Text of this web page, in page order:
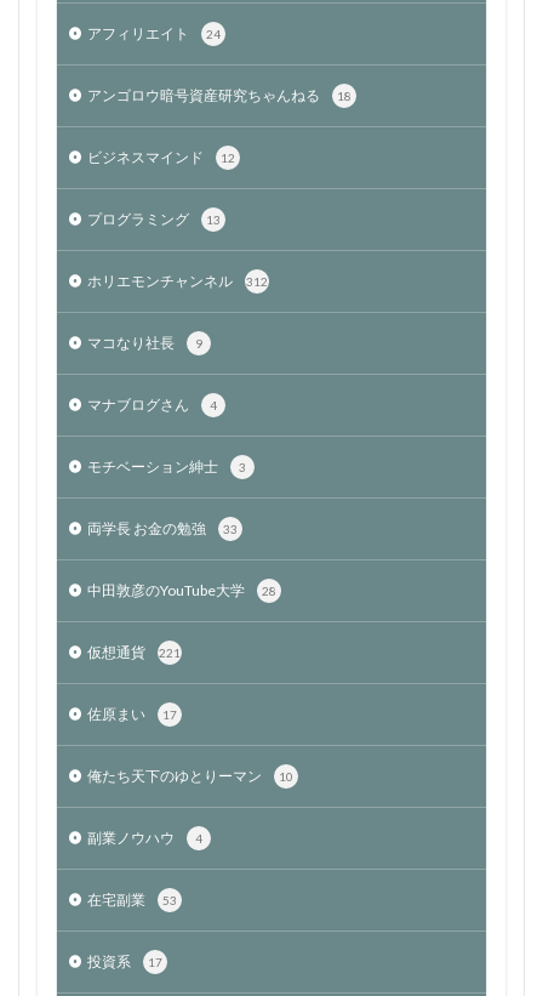
アフィリエイト 24
アンゴロウ暗号資産研究ちゃんねる 18
ビジネスマインド 12
プログラミング 13
ホリエモンチャンネル 312
マコなり社長 9
マナブログさん 4
モチベーション紳士 3
両学長 お金の勉強 33
中田敦彦のYouTube大学 28
仮想通貨 221
佐原まい 17
俺たち天下のゆとりーマン 10
副業ノウハウ 4
在宅副業 53
投資系 17